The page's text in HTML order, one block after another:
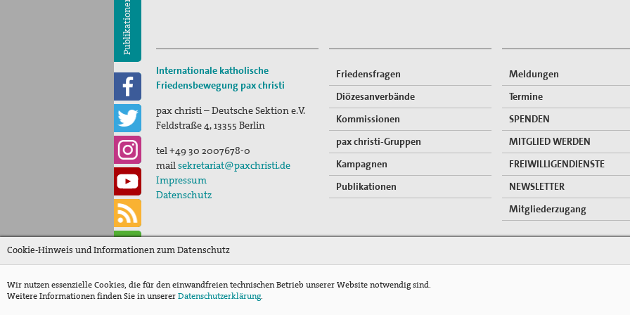
Publikationen
Internationale katholische
Friedensbewegung pax christi
pax christi – Deutsche Sektion e.V.
Feldstraße 4,13355 Berlin
tel+49 30 2007678-0
mailsekretariat@paxchristi.de
Impressum
Datenschutz
Friedensfragen
Diözesanverbände
Kommissionen
pax christi-Gruppen
Kampagnen
Publikationen
Meldungen
Termine
SPENDEN
MITGLIED WERDEN
FREIWILLIGENDIENSTE
NEWSLETTER
Mitgliederzugang
Cookie-Hinweis und Informationen zum Datenschutz
Wir nutzen essenzielle Cookies, die für den einwandfreien technischen Betrieb unserer Website notwendig sind.
Weitere Informationen finden Sie in unsererDatenschutzerklärung.